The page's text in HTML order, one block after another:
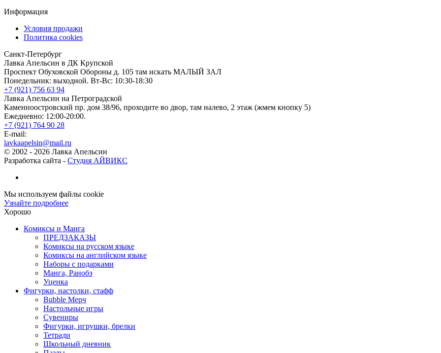
Информация
Условия продажи
Политика cookies
Санкт-Петербург
Лавка Апельсин в ДК Крупской
Проспект Обуховской Обороны д. 105 там искать МАЛЫЙ ЗАЛ
Понедельник: выходной. Вт-Вс: 10:30-18:30
+7 (921) 756 63 94
Лавка Апельсин на Петроградской
Каменноостровский пр. дом 38/96, проходите во двор, там налево, 2 этаж (жмем кнопку 5)
Ежедневно: 12:00-20:00.
+7 (921) 764 90 28
E-mail:
lavkaapelsin@mail.ru
© 2002 - 2026 Лавка Апельсин
Разработка сайта - Студия АЙВИКС
Мы используем файлы cookie
Узнайте подробнее
Хорошо
Комиксы и Манга
ПРЕДЗАКАЗЫ
Комиксы на русском языке
Комиксы на английском языке
Наборы с подарками
Манга, Ранобэ
Уценка
Фигурки, настолки, стафф
Bubble Мерч
Настольные игры
Сувениры
Фигурки, игрушки, брелки
Тетради
Школьный дневник